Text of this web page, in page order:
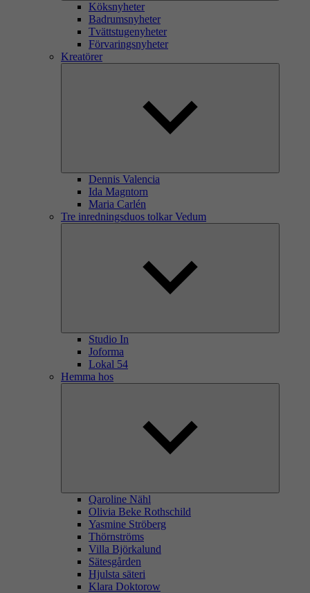
Köksnyheter
Badrumsnyheter
Tvättstugenyheter
Förvaringsnyheter
Kreatörer
Dennis Valencia
Ida Magntorn
Maria Carlén
Tre inredningsduos tolkar Vedum
Studio In
Joforma
Lokal 54
Hemma hos
Qaroline Nähl
Olivia Beke Rothschild
Yasmine Ströberg
Thörnströms
Villa Björkalund
Sätesgården
Hjulsta säteri
Klara Doktorow